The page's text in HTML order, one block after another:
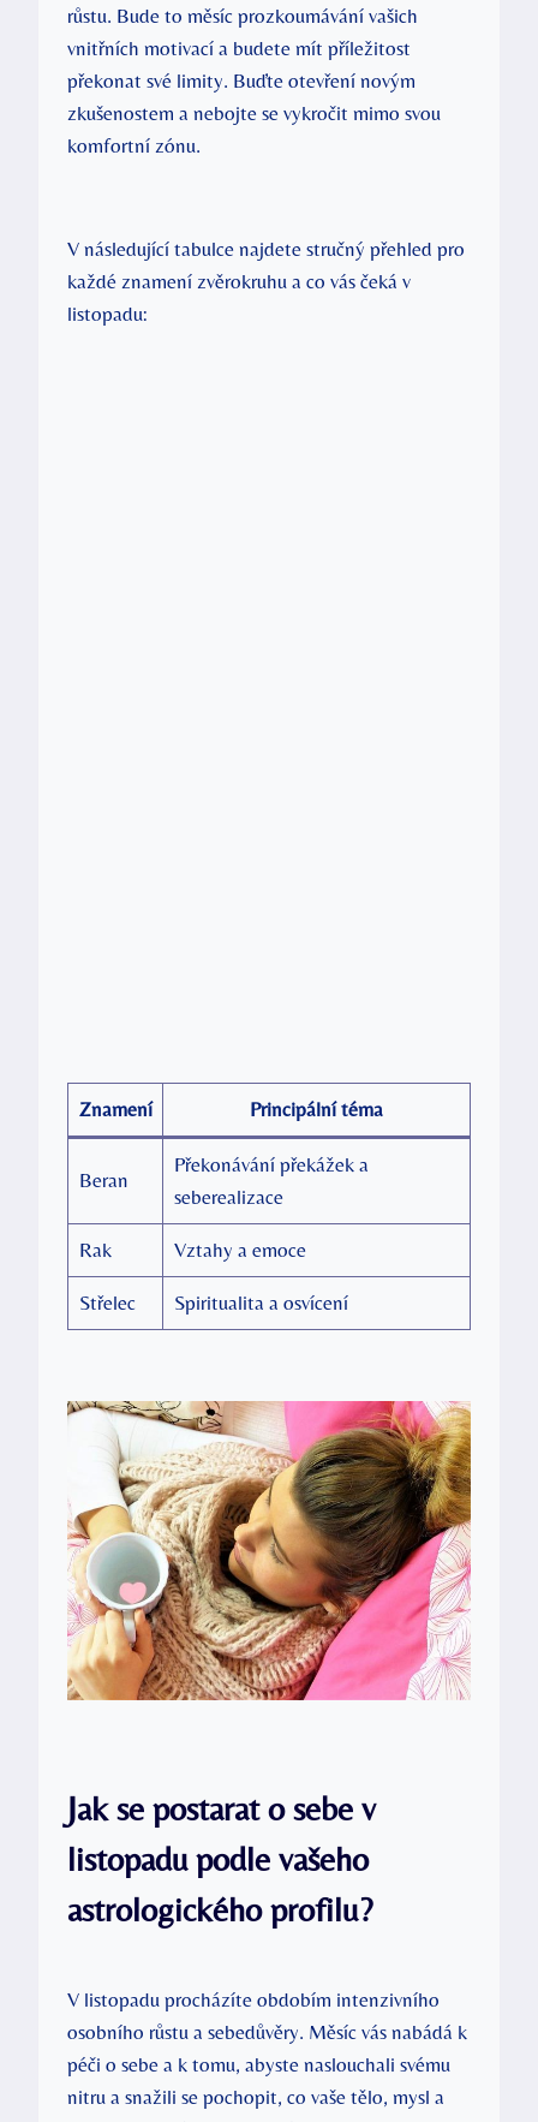
růstu. Bude to měsíc prozkoumávání vašich
vnitřních motivací a budete mít příležitost
překonat své limity. Buďte otevření novým
zkušenostem a nebojte se vykročit mimo svou
komfortní zónu.
V následující tabulce najdete stručný přehled pro
každé znamení zvěrokruhu a co vás čeká v
listopadu:
Znamení Principální téma
Beran
Překonávání překážek a
seberealizace
Rak Vztahy a emoce
Střelec Spiritualita a osvícení
Jak se postarat o sebe v
listopadu podle vašeho
astrologického profilu?
V listopadu procházíte obdobím intenzivního
osobního růstu a sebedůvěry. Měsíc vás nabádá k
péči o sebe a k tomu, abyste naslouchali svému
nitru a snažili se pochopit, co vaše tělo, mysl a